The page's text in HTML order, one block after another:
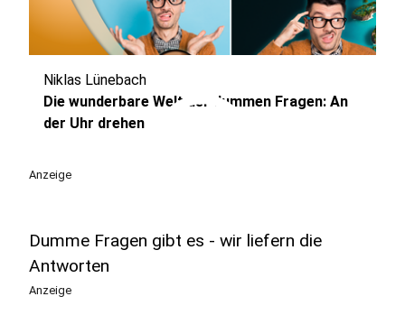
play_circle
Niklas Lünebach
Die wunderbare Welt der dummen Fragen: An
der Uhr drehen
Anzeige
Dumme Fragen gibt es - wir liefern die
Antworten
Anzeige